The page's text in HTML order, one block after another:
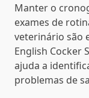
Manter o
exames de
veterinário são
English Cocker
ajuda a
problemas de